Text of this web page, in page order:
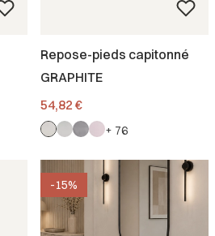
Repose-pieds capitonné
GRAPHITE
Prix
54,82 €
+ 76
-15%